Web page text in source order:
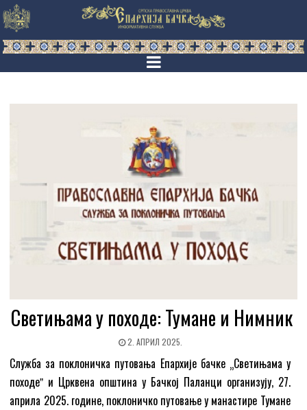
Светињама у походе: Тумане и Нимник
2. АПРИЛ 2025.
Служба за поклоничка путовања Епархије бачке „Светињама у
походеˮ и Црквена општина у Бачкој Паланци организују, 27.
априла 2025. године, поклоничко путовање у манастире Тумане